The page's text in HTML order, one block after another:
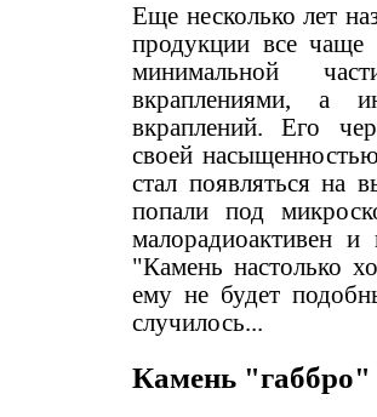
Еще несколько лет
продукции все чаще
минимальной
вкраплениями, а
вкраплений. Его
своей
стал появляться на
попали под
малорадиоактивен
"Камень настолько
ему не будет
случилось...
Камень